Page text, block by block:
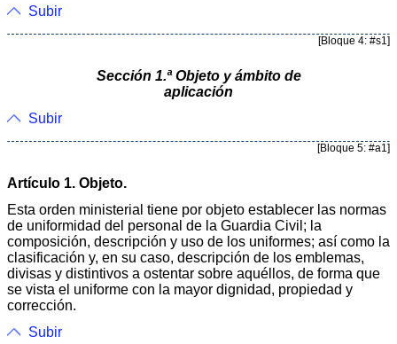
Subir
[Bloque 4: #s1]
Sección 1.ª Objeto y ámbito de
aplicación
Subir
[Bloque 5: #a1]
Artículo 1. Objeto.
Esta orden ministerial tiene por objeto establecer las normas
de uniformidad del personal de la Guardia Civil; la
composición, descripción y uso de los uniformes; así como la
clasificación y, en su caso, descripción de los emblemas,
divisas y distintivos a ostentar sobre aquéllos, de forma que
se vista el uniforme con la mayor dignidad, propiedad y
corrección.
Subir